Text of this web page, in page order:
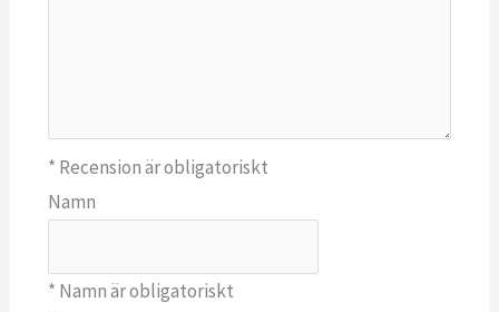
* Recension är obligatoriskt
Namn
* Namn är obligatoriskt